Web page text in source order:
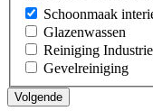
Schoonmaak
Glazenwassen
Reiniging
Gevelreiniging